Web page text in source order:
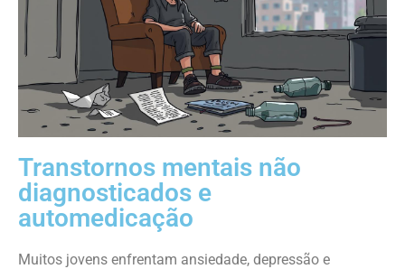
Transtornos mentais não
diagnosticados e
automedicação
Muitos jovens enfrentam ansiedade, depressão e